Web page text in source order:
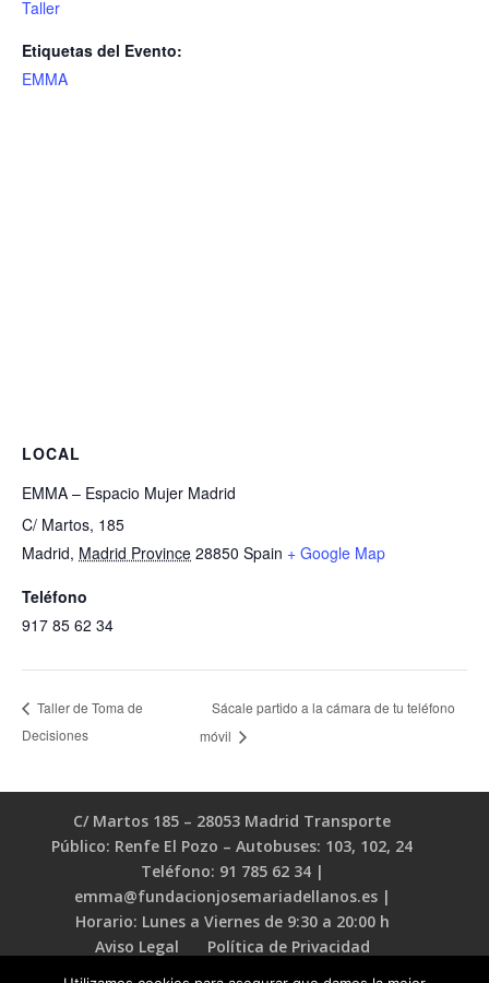
Taller
Etiquetas del Evento:
EMMA
LOCAL
EMMA – Espacio Mujer Madrid
C/ Martos, 185
Madrid, Madrid Province 28850 Spain + Google Map
Teléfono
917 85 62 34
Taller de Toma de
Decisiones
Sácale partido a la cámara de tu teléfono
móvil
C/ Martos 185 – 28053 Madrid Transporte
Público: Renfe El Pozo – Autobuses: 103, 102, 24
Teléfono: 91 785 62 34 |
emma@fundacionjosemariadellanos.es |
Horario: Lunes a Viernes de 9:30 a 20:00 h
Aviso Legal
Política de Privacidad